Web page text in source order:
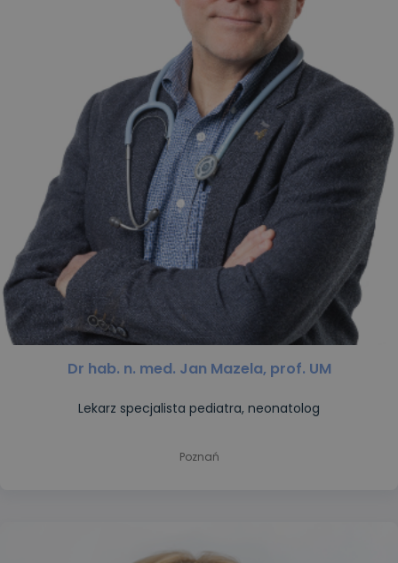
Dr hab. n. med. Jan Mazela, prof. UM
Lekarz specjalista pediatra, neonatolog
Poznań